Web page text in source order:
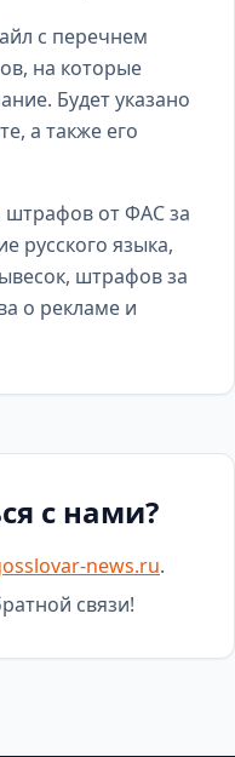
с перечнем
на которые
Будет указано
а также его
штрафов от ФАС за
русского языка,
штрафов за
о рекламе и
с нами?
news.ru.
связи!